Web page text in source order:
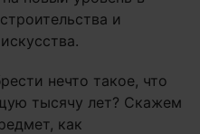
и
нечто такое, что
тысячу лет? Скажем
как